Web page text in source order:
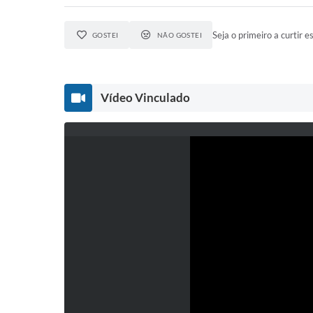
GOSTEI NÃO GOSTEI Seja o primeiro a curtir
Vídeo Vinculado